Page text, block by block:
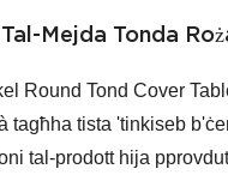
Mejda Tonda
Round Tond Cover
tista 'tinkiseb
tal-prodott hija